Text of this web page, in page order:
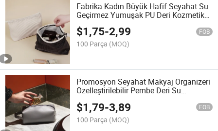
Fabrika Kadın Büyük Hafif Seyahat Su
Geçirmez Yumuşak PU Deri Kozmetik
Çantası
$1,75-2,99 FOB
100 Parça (MOQ)
Promosyon Seyahat Makyaj Organizeri
Özelleştirilebilir Pembe Deri Su
$1,79-3,89 FOB
100 Parça (MOQ)